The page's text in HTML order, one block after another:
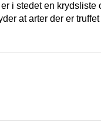
i stedet en krydsliste
at arter der er